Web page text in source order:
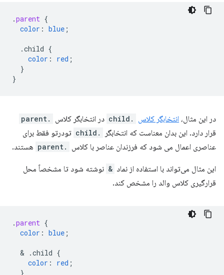
.parent {
color : blue ;
.child {
color : red ;
}
}
در این مثال، انتخابگر کلاس .child در انتخابگر کلاس .parent
قرار دارد. این بدان معناست که انتخابگر .child
تودرتو فقط برای
عناصری اعمال می شود که فرزندان عناصر با کلاس
.parent هستند.
این مثال می‌تواند با استفاده از نماد & نوشته شود تا مشخصاً محل
قرارگیری کلاس والد را مشخص کند.
.parent {
color : blue ;
  &
.child {
color : red ;
}